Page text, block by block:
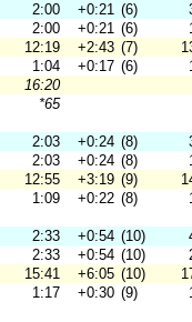
2:00 +0:21 (6)
2:00 +0:21 (6)
12:19
+2:43 (7)
1:04
+0:17 (6)
16:20
*65
2:03 +0:24 (8)
2:03 +0:24 (8)
12:55
+3:19 (9)
1:09
+0:22 (8)
2:33 +0:54 (10)
2:33 +0:54 (10)
15:41
+6:05 (10)
1:17
+0:30 (9)